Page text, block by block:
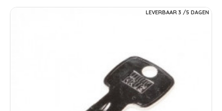
LEVERBAAR 3 /5 DAGEN